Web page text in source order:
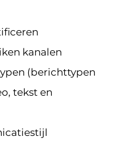
kanalen
(berichttypen
tekst en